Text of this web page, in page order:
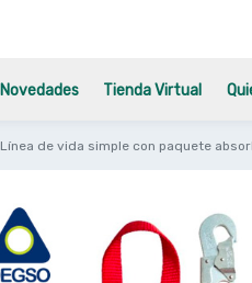
Novedades Tienda Virtual
Línea de vida simple con paquete